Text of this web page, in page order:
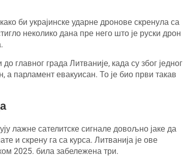
би украјинске ударне дронове скренула са
неколико дана пре него што је руски дрон
главног града Литваније, када су због једног
а парламент евакуисан. То је био први такав
лажне сателитске сигнале довољно јаке да
и скрену га са курса. Литванија је ове
2025. била забележена три.